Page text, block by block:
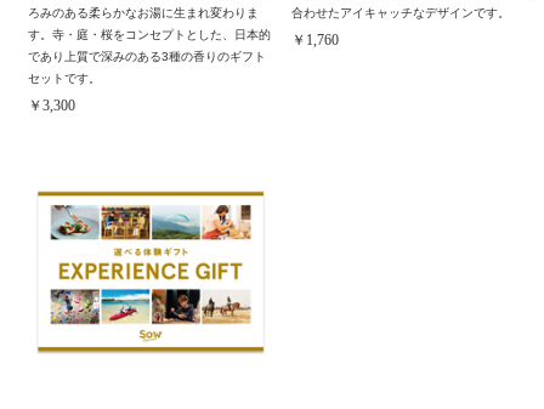
ろみのある柔らかなお湯に生まれ変わりま
す。寺・庭・桜をコンセプトとした、日本的
であり上質で深みのある3種の香りのギフト
セットです。
￥3,300
合わせたアイキャッチなデザインです。
￥1,760